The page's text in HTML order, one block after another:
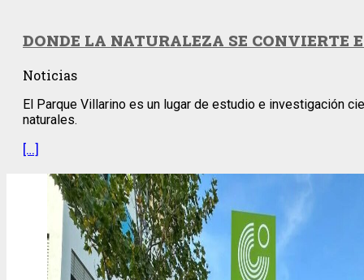
DONDE LA NATURALEZA SE CONVIERTE
Noticias
El Parque Villarino es un lugar de estudio e investigación
naturales.
[…]